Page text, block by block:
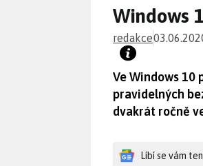
Windows
redakce
Ve Windows 10
pravidelných
dvakrát ročně
Líbí se vám